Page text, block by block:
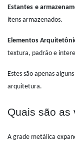
Estantes e
itens armazenados.
Elementos
textura, padrão e
Estes são apenas
arquitetura.
Quais são as
A grade metálica